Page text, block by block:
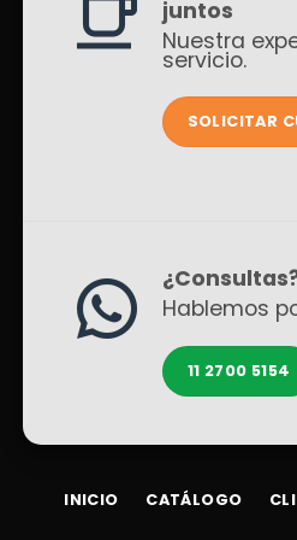
juntos
Nuestra
servicio.
SOLICITAR
Hablemos
11 2700 5154
INICIO CATÁLOGO